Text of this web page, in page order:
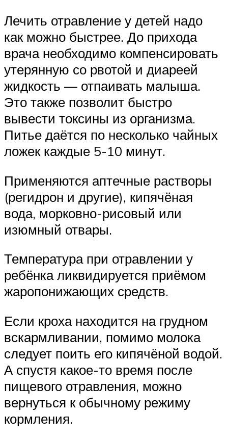
Лечить отравление у детей надо
как можно быстрее. До прихода
врача необходимо компенсировать
утерянную со рвотой и диареей
жидкость — отпаивать малыша.
Это также позволит быстро
вывести токсины из организма.
Питье даётся по несколько чайных
ложек каждые 5-10 минут.
Применяются аптечные растворы
(регидрон и другие), кипячёная
вода, морковно-рисовый или
изюмный отвары.
Температура при отравлении у
ребёнка ликвидируется приёмом
жаропонижающих средств.
Если кроха находится на грудном
вскармливании, помимо молока
следует поить его кипячёной водой.
А спустя какое-то время после
пищевого отравления, можно
вернуться к обычному режиму
кормления.